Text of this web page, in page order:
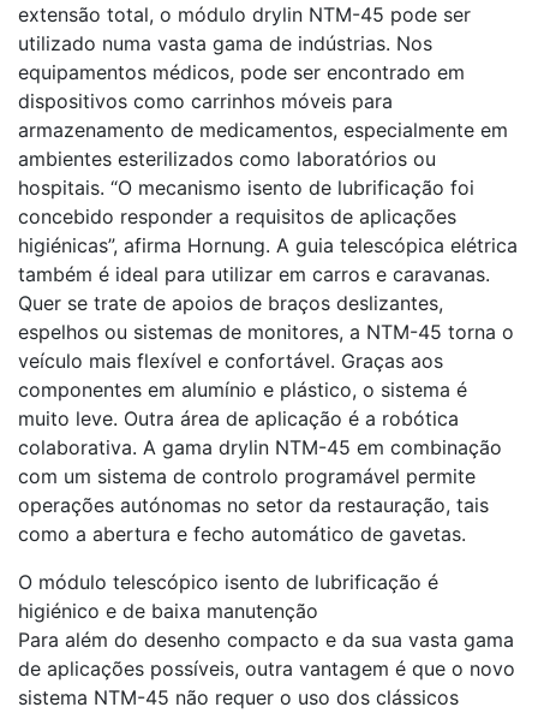
extensão total, o módulo drylin NTM-45 pode ser
utilizado numa vasta gama de indústrias. Nos
equipamentos médicos, pode ser encontrado em
dispositivos como carrinhos móveis para
armazenamento de medicamentos, especialmente em
ambientes esterilizados como laboratórios ou
hospitais. “O mecanismo isento de lubrificação foi
concebido responder a requisitos de aplicações
higiénicas”, afirma Hornung. A guia telescópica elétrica
também é ideal para utilizar em carros e caravanas.
Quer se trate de apoios de braços deslizantes,
espelhos ou sistemas de monitores, a NTM-45 torna o
veículo mais flexível e confortável. Graças aos
componentes em alumínio e plástico, o sistema é
muito leve. Outra área de aplicação é a robótica
colaborativa. A gama drylin NTM-45 em combinação
com um sistema de controlo programável permite
operações autónomas no setor da restauração, tais
como a abertura e fecho automático de gavetas.
O módulo telescópico isento de lubrificação é
higiénico e de baixa manutenção
Para além do desenho compacto e da sua vasta gama
de aplicações possíveis, outra vantagem é que o novo
sistema NTM-45 não requer o uso dos clássicos